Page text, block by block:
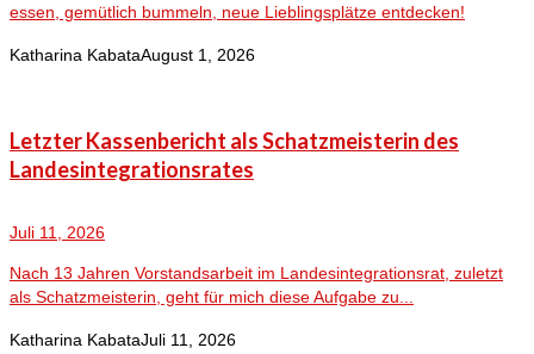
essen, gemütlich bummeln, neue Lieblingsplätze entdecken!
Katharina KabataAugust 1, 2026
Letzter Kassenbericht als Schatzmeisterin des
Landesintegrationsrates
Juli 11, 2026
Nach 13 Jahren Vorstandsarbeit im Landesintegrationsrat, zuletzt
als Schatzmeisterin, geht für mich diese Aufgabe zu...
Katharina KabataJuli 11, 2026